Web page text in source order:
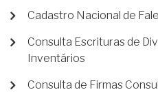
Cadastro Nacional de
Consulta Escrituras de
Inventários
Consulta de Firmas